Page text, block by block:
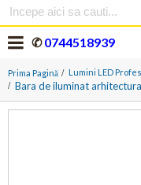
✆0744518939
Prima Pagină Lumini LED
Bara de iluminat